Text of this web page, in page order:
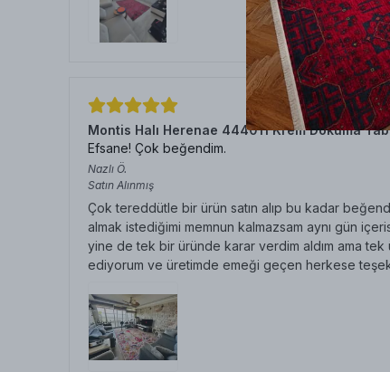
Montis Halı Herenae 444011 Krem Dokuma
Efsane! Çok beğendim.
Nazlı Ö.
Satın Alınmış
Çok tereddütle bir ürün satın alıp bu kadar
almak istediğimi memnun kalmazsam aynı gün
yine de tek bir üründe karar verdim aldım ama tek
ediyorum ve üretimde emeği geçen herkese